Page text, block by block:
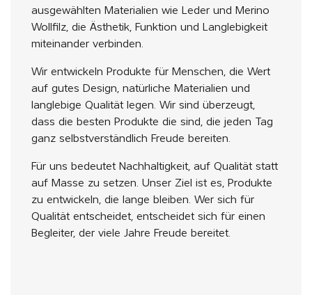
ausgewählten Materialien wie Leder und Merino
Wollfilz, die Ästhetik, Funktion und Langlebigkeit
miteinander verbinden.
Wir entwickeln Produkte für Menschen, die Wert
auf gutes Design, natürliche Materialien und
langlebige Qualität legen. Wir sind überzeugt,
dass die besten Produkte die sind, die jeden Tag
ganz selbstverständlich Freude bereiten.
Für uns bedeutet Nachhaltigkeit, auf Qualität statt
auf Masse zu setzen. Unser Ziel ist es, Produkte
zu entwickeln, die lange bleiben. Wer sich für
Qualität entscheidet, entscheidet sich für einen
Begleiter, der viele Jahre Freude bereitet.